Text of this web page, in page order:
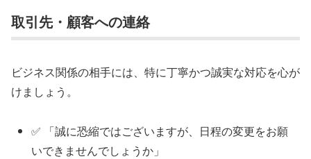
取引先・顧客への連絡
ビジネス関係の相手には、特に丁寧かつ誠実な対応を心が
けましょう。
✅ 「誠に恐縮ではございますが、日程の変更をお願
いできませんでしょうか」